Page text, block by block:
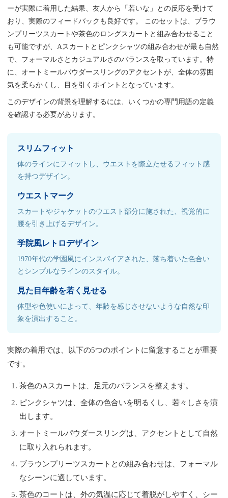
ーが実際に着用した結果、友人から「若いな」との反応を受けて
おり、実際のフィードバックも良好です。 このセットは、ブラウ
ンプリーツスカートや茶色のロングスカートと組み合わせること
も可能ですが、Aスカートとピンクシャツの組み合わせが最も自然
で、フォーマルさとカジュアルさのバランスを取っています。特
に、オートミールパウダースリングのアクセントが、全体の雰囲
気を柔らかくし、目を引くポイントとなっています。
このデザインの背景を理解するには、いくつかの専門用語の定義
を確認する必要があります。
スリムフィット
体のラインにフィットし、ウエストを際立たせるフィット感
を持つデザイン。
ウエストマーク
スカートやジャケットのウエスト部分に施された、視覚的に
腰を引き上げるデザイン。
学院風レトロデザイン
1970年代の学園風にインスパイアされた、落ち着いた色合い
とシンプルなラインのスタイル。
見た目年齢を若く見せる
体型や色使いによって、年齢を感じさせないような自然な印
象を演出すること。
実際の着用では、以下の5つのポイントに留意することが重要
です。
茶色のAスカートは、足元のバランスを整えます。
ピンクシャツは、全体の色合いを明るくし、若々しさを演
出します。
オートミールパウダースリングは、アクセントとして自然
に取り入れられます。
ブラウンプリーツスカートとの組み合わせは、フォーマル
なシーンに適しています。
茶色のコートは、外の気温に応じて着脱がしやすく、シー